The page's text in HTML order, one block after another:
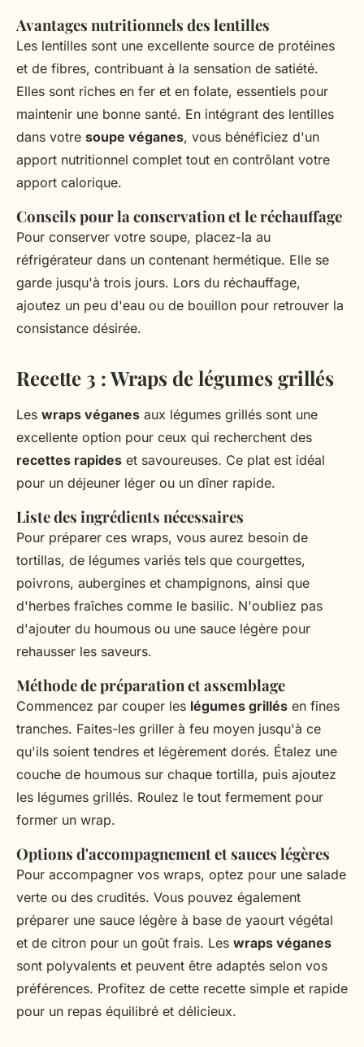
Avantages nutritionnels des lentilles
Les lentilles sont une excellente source de protéines
et de fibres, contribuant à la sensation de satiété.
Elles sont riches en fer et en folate, essentiels pour
maintenir une bonne santé. En intégrant des lentilles
dans votre soupe véganes, vous bénéficiez d'un
apport nutritionnel complet tout en contrôlant votre
apport calorique.
Conseils pour la conservation et le réchauffage
Pour conserver votre soupe, placez-la au
réfrigérateur dans un contenant hermétique. Elle se
garde jusqu'à trois jours. Lors du réchauffage,
ajoutez un peu d'eau ou de bouillon pour retrouver la
consistance désirée.
Recette 3 : Wraps de légumes grillés
Les wraps véganes aux légumes grillés sont une
excellente option pour ceux qui recherchent des
recettes rapides et savoureuses. Ce plat est idéal
pour un déjeuner léger ou un dîner rapide.
Liste des ingrédients nécessaires
Pour préparer ces wraps, vous aurez besoin de
tortillas, de légumes variés tels que courgettes,
poivrons, aubergines et champignons, ainsi que
d'herbes fraîches comme le basilic. N'oubliez pas
d'ajouter du houmous ou une sauce légère pour
rehausser les saveurs.
Méthode de préparation et assemblage
Commencez par couper les légumes grillés en fines
tranches. Faites-les griller à feu moyen jusqu'à ce
qu'ils soient tendres et légèrement dorés. Étalez une
couche de houmous sur chaque tortilla, puis ajoutez
les légumes grillés. Roulez le tout fermement pour
former un wrap.
Options d'accompagnement et sauces légères
Pour accompagner vos wraps, optez pour une salade
verte ou des crudités. Vous pouvez également
préparer une sauce légère à base de yaourt végétal
et de citron pour un goût frais. Les wraps véganes
sont polyvalents et peuvent être adaptés selon vos
préférences. Profitez de cette recette simple et rapide
pour un repas équilibré et délicieux.